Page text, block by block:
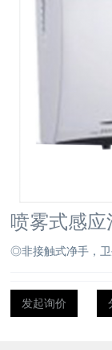
喷雾式感应
◎非接触式净手，
发起询价